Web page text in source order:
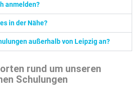
anmelden?
in der Nähe?
außerhalb von Leipzig an?
rund um unseren
Schulungen